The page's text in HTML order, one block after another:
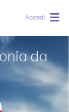
Accedi
da